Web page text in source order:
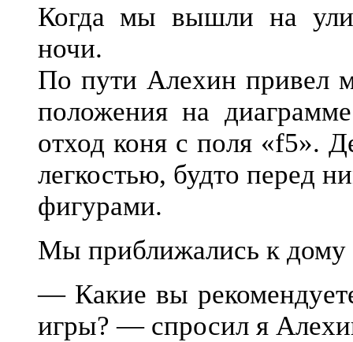
Когда мы вышли на
ночи.
По пути Алехин привел
положения на
отход коня с поля «f5».
легкостью, будто перед
фигурами.
Мы приближались к дому
— Какие вы
игры? — спросил я